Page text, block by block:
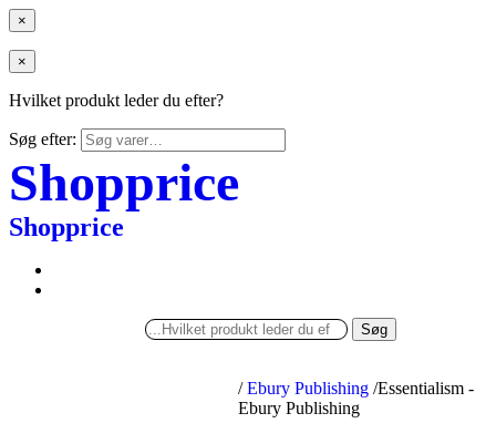
×
×
Hvilket produkt leder du efter?
Søg efter:
Shopprice
Shopprice
Søg
/ Ebury Publishing /Essentialism -
Ebury Publishing